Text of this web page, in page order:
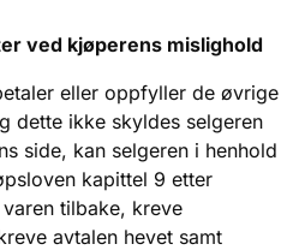
ved kjøperens mislighold
eller oppfyller de øvrige
dette ikke skyldes selgeren
side, kan selgeren i henhold
kapittel 9 etter
tilbake, kreve
avtalen hevet samt